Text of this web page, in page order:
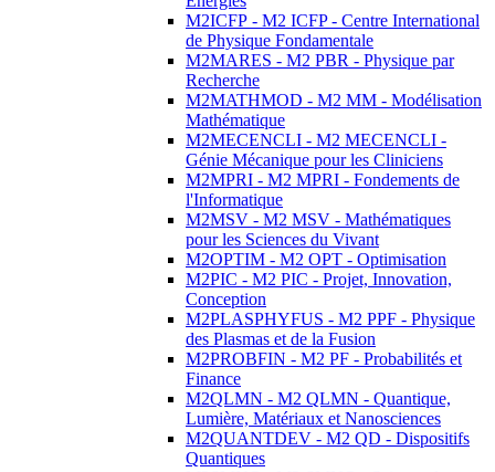
M2ICFP - M2 ICFP - Centre International
de Physique Fondamentale
M2MARES - M2 PBR - Physique par
Recherche
M2MATHMOD - M2 MM - Modélisation
Mathématique
M2MECENCLI - M2 MECENCLI -
Génie Mécanique pour les Cliniciens
M2MPRI - M2 MPRI - Fondements de
l'Informatique
M2MSV - M2 MSV - Mathématiques
pour les Sciences du Vivant
M2OPTIM - M2 OPT - Optimisation
M2PIC - M2 PIC - Projet, Innovation,
Conception
M2PLASPHYFUS - M2 PPF - Physique
des Plasmas et de la Fusion
M2PROBFIN - M2 PF - Probabilités et
Finance
M2QLMN - M2 QLMN - Quantique,
Lumière, Matériaux et Nanosciences
M2QUANTDEV - M2 QD - Dispositifs
Quantiques